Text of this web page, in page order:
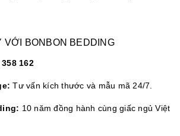
VỚI BONBON BEDDING
162
Tư vấn kích thước và mẫu mã 24/7.
10 năm đồng hành cùng giấc ngủ Việt